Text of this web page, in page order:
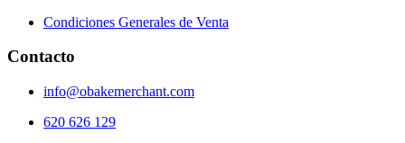
Condiciones Generales de Venta
Contacto
info@obakemerchant.com
620 626 129